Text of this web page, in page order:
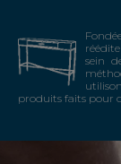
sein
produits faits pour